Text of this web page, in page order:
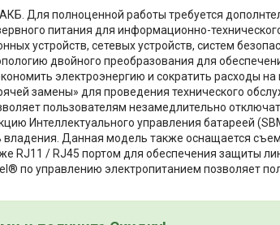
Для полноценной работы требуется
питания для информационно-
устройств, сетевых устройств, систем
двойного преобразования для
электроэнергию и сократить расходы
замены» для проведения технического
пользователям незамедлительно
Интеллектуального управления батареей
владения. Данная модель также оснащается
RJ11 / RJ45 портом для обеспечения защиты
по управлению электропитанием позволяет